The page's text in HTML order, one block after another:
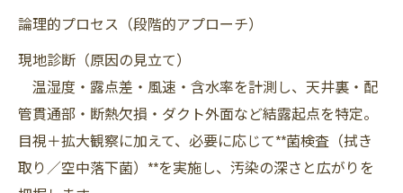
論理的プロセス（段階的アプローチ）
現地診断（原因の見立て）
温湿度・露点差・風速・含水率を計測し、天井裏・配
管貫通部・断熱欠損・ダクト外面など結露起点を特定。
目視＋拡大観察に加えて、必要に応じて**菌検査（拭き
取り／空中落下菌）**を実施し、汚染の深さと広がりを